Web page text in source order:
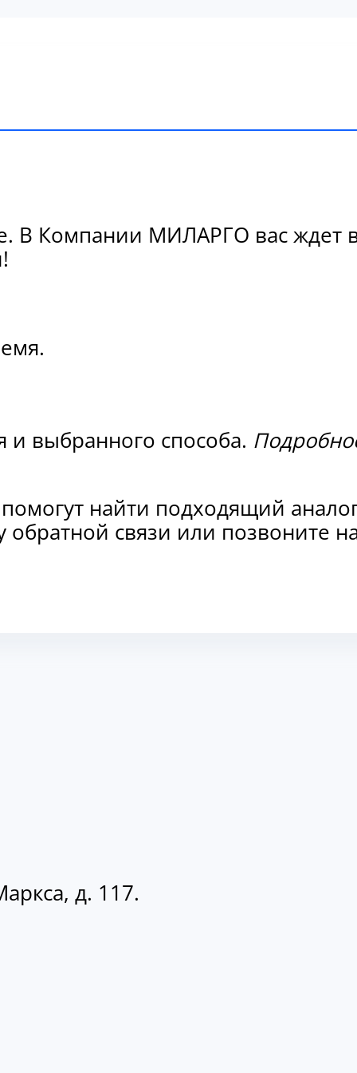
Компании МИЛАРГО вас ждет
и выбранного способа.
найти подходящий
обратной связи или
д. 117.